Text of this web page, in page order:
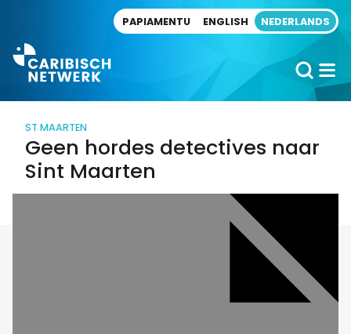
PAPIAMENTU ENGLISH NEDERLANDS
ST MAARTEN
Geen hordes detectives naar
Sint Maarten